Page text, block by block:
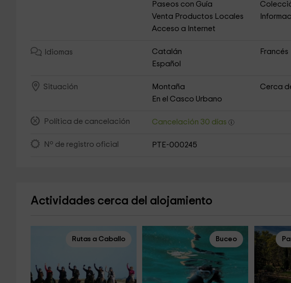
Paseos con Guía
Venta Productos Locales
Acceso a Internet
Idiomas Catalán Francés
Español
Situación Montaña Cerca
En el Casco Urbano
Política de cancelación Cancelación 30 días
Nº de registro oficial PTE-000245
Actividades cerca del alojamiento
Rutas a Caballo Buceo